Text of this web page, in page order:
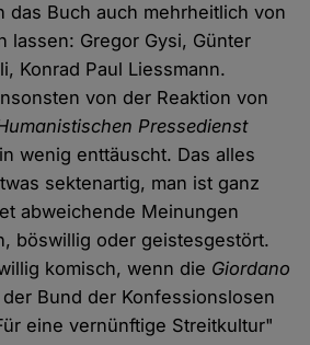
das Buch auch mehrheitlich von
lassen: Gregor Gysi, Günter
Konrad Paul Liessmann.
von der Reaktion von
Pressedienst
wenig enttäuscht. Das alles
sektenartig, man ist ganz
abweichende Meinungen
böswillig oder geistesgestört.
komisch, wenn die Giordano
Bund der Konfessionslosen
eine vernünftige Streitkultur"